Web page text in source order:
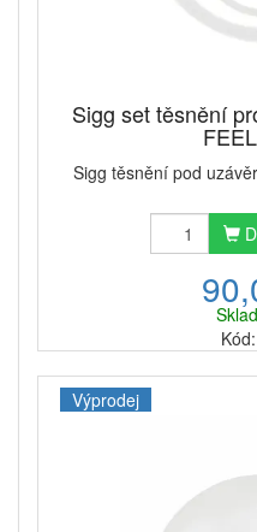
Sigg set těsnění
Sigg těsnění pod
Výprodej